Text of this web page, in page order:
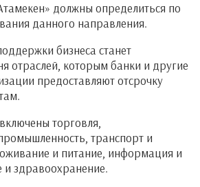
должны определиться по
данного направления.
бизнеса станет
отраслей, которым банки и другие
предоставляют отсрочку
торговля,
транспорт и
и питание, информация и
и здравоохранение.